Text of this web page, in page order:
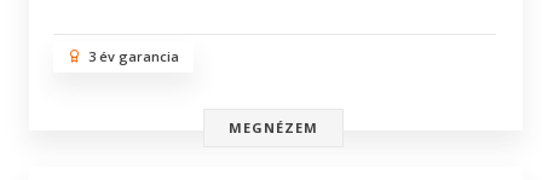
3 év garancia
MEGNÉZEM